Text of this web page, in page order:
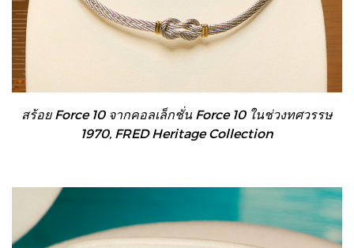
สร้อย Force 10 จากคอลเล็กชั่น Force 10 ในช่วงทศวรรษ
1970, FRED Heritage Collection